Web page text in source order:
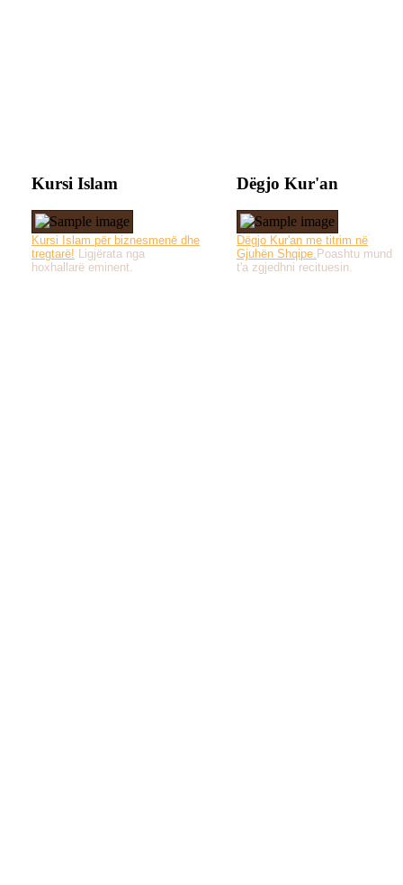
Kursi Islam
Kursi Islam për biznesmenë dhe
tregtarë! Ligjërata nga
hoxhallarë eminent.
Dëgjo Kur'an
Dëgjo Kur'an me titrim në
Gjuhën Shqipe. Poashtu mund
t'a zgjedhni recituesin.